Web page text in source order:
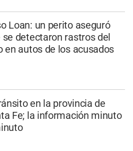
Loan: un perito aseguró
se detectaron rastros del
en autos de los acusados
en la provincia de
Fe; la información minuto